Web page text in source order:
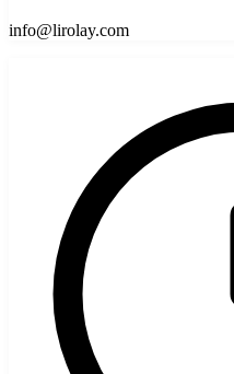
info@lirolay.com